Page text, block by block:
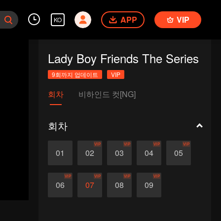
KO APP VIP
Lady Boy Friends The Series
9회까지 업데이트 VIP
회차 비하인드 컷[NG]
회차
01 02
VIP
03
VIP
04
VIP
05
VIP
06
VIP
07
VIP
08
VIP
09
VIP